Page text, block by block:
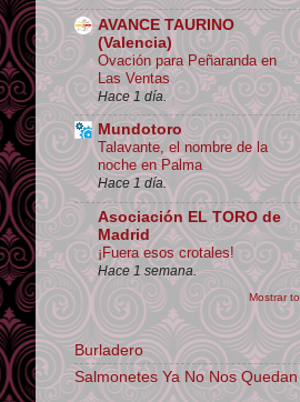
AVANCE TAURINO
(Valencia)
Ovación para Peñaranda en
Las Ventas
Hace 1 día.
Mundotoro
Talavante, el nombre de la
noche en Palma
Hace 1 día.
Asociación EL TORO de
Madrid
¡Fuera esos crotales!
Hace 1 semana.
Mostrar
Burladero
Salmonetes Ya No Nos Quedan